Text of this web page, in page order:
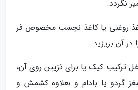
نگردد.
روغنی یا کاغذ نچسب مخصوص فر
در آن بریزید.
ترکیب کیک یا برای تزیین روی آن،
گردو یا بادام و بعلاوه کشمش و